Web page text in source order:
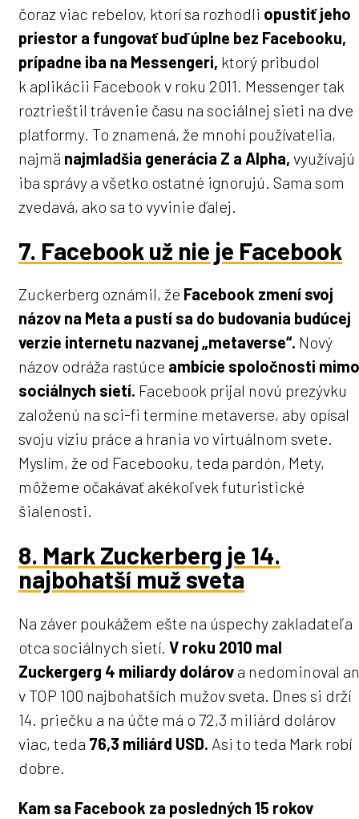
čoraz viac rebelov, ktorí sa rozhodli opustiť jeho
priestor a fungovať buď úplne bez Facebooku,
prípadne iba na Messengeri, ktorý pribudol
k aplikácii Facebook v roku 2011. Messenger tak
roztrieštil trávenie času na sociálnej sieti na dve
platformy. To znamená, že mnohí používatelia,
najmä najmladšia generácia Z a Alpha, využívajú
iba správy a všetko ostatné ignorujú. Sama som
zvedavá, ako sa to vyvinie ďalej.
7. Facebook už nie je Facebook
Zuckerberg oznámil, že Facebook zmení svoj
názov na Meta a pustí sa do budovania budúcej
verzie internetu nazvanej „metaverse“. Nový
názov odráža rastúce ambície spoločnosti mimo
sociálnych sietí. Facebook prijal novú prezývku
založenú na sci-fi termíne metaverse, aby opísal
svoju víziu práce a hrania vo virtuálnom svete.
Myslím, že od Facebooku, teda pardón, Mety,
môžeme očakávať akékoľvek futuristické
šialenosti.
8. Mark Zuckerberg je 14.
najbohatší muž sveta
Na záver poukážem ešte na úspechy zakladateľa
otca sociálnych sietí. V roku 2010 mal
Zuckergerg 4 miliardy dolárov a nedominoval
v TOP 100 najbohatších mužov sveta. Dnes si drží
14. priečku a na účte má o 72,3 miliárd dolárov
viac, teda 76,3 miliárd USD. Asi to teda Mark robí
dobre.
Kam sa Facebook za posledných 15 rokov